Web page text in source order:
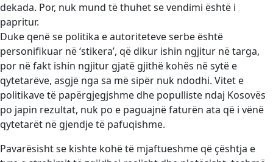
dekada. Por, nuk mund të thuhet se vendimi është i
papritur.
Duke qenë se politika e autoriteteve serbe është
personifikuar në ‘stikera’, që dikur ishin ngjitur në targa,
por në fakt ishin ngjitur gjatë gjithë kohës në sytë e
qytetarëve, asgjë nga sa më sipër nuk ndodhi. Vitet e
politikave të papërgjegjshme dhe populliste ndaj Kosovës
po japin rezultat, nuk po e paguajnë faturën ata që i vënë
qytetarët në gjendje të pafuqishme.
Pavarësisht se kishte kohë të mjaftueshme që çështja e